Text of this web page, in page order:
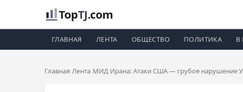
TopTJ.com
ГЛАВНАЯ ЛЕНТА ОБЩЕСТВО ПОЛИТИКА В
Главная Лента МИД Ирана: Атаки США — грубое нарушение